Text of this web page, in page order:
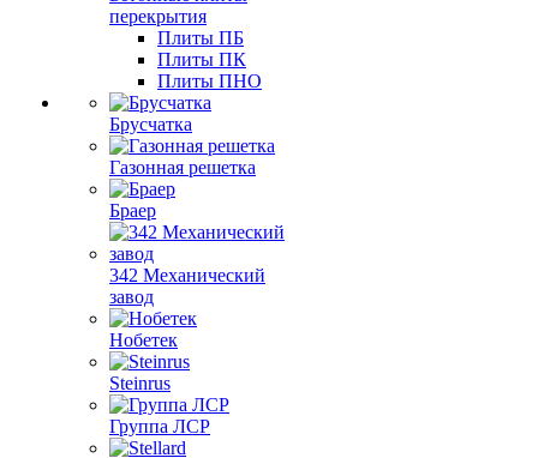
перекрытия
Плиты ПБ
Плиты ПК
Плиты ПНО
Брусчатка
Газонная решетка
Браер
342 Механический
завод
Нобетек
Steinrus
Группа ЛСР